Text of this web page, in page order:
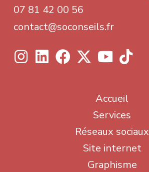
07 81 42 00 56
contact@soconseils.fr
Accueil
Services
Réseaux sociaux
Site internet
Graphisme